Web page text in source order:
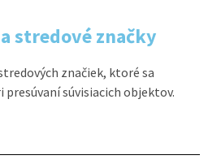
stredové značky
značiek, ktoré sa
súvisiacich objektov.